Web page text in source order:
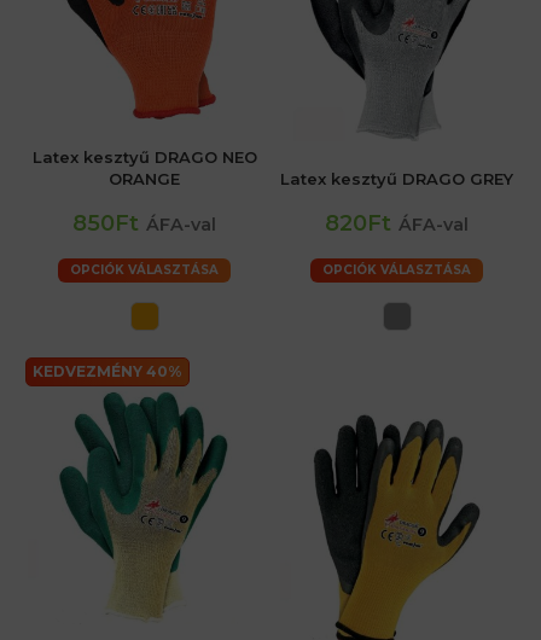
Latex kesztyű DRAGO NEO
ORANGE
850Ft ÁFA-val
OPCIÓK VÁLASZTÁSA
Latex kesztyű DRAGO GREY
820Ft ÁFA-val
OPCIÓK VÁLASZTÁSA
KEDVEZMÉNY 40%